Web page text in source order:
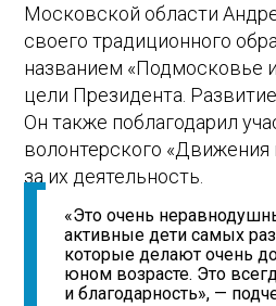
Московской области
своего традиционного
названием «Подмосковье
цели Президента.
Он также поблагодарил
волонтерского «Движения
за их деятельность.
«Это очень
активные дети самых
которые делают очень
юном возрасте. Это
и благодарность», —